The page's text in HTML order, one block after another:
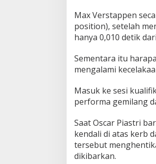
i
T
e
s
u
k
u
!
Max Verstappen
position), setelah
hanya 0,010 detik
Sementara itu
mengalami
Masuk ke sesi
performa gemilang
Saat Oscar Piastri
kendali di atas kerb
tersebut
dikibarkan.